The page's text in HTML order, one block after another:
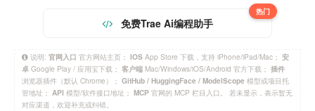
免费Trae Ai编程助手
热门
说明: 官网入口 官方网站主页； IOS App Store 下载，支持 iPhone/iPad/Mac； 安
卓 Google Play / 应用宝下载； 客户端 Mac/Windows/iOS/Android 官方下载； 插件
浏览器插件（默认 Chrome）； GitHub / HuggingFace / ModelScope 模型或项目托
管地址； API 模型/软件接口地址； MCP 官网的 MCP 栏目入口。 若未显示，表示暂无
对应渠道，欢迎补充或纠错。